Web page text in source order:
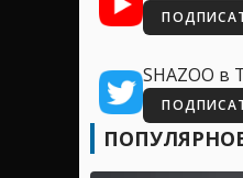
SHAZOO в